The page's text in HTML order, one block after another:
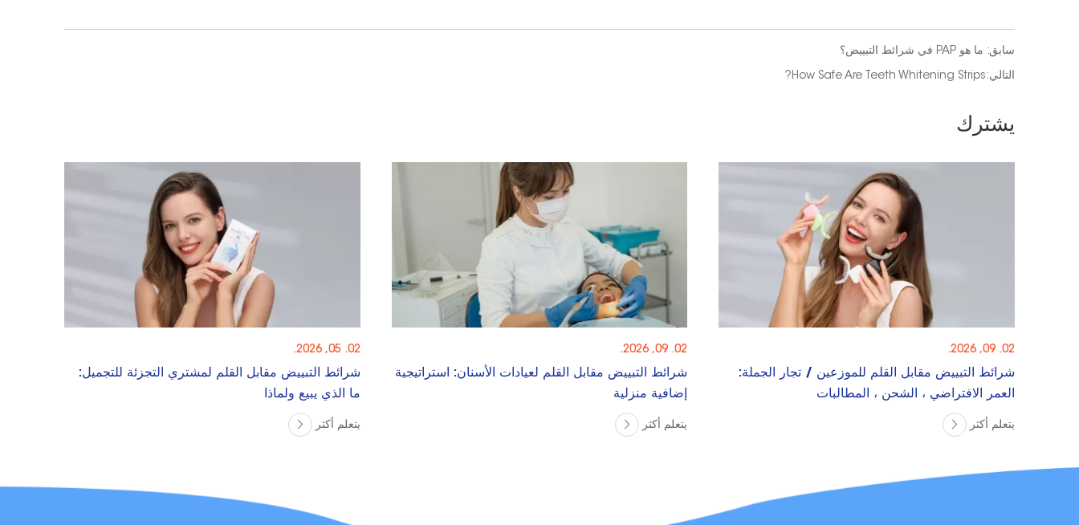
سابق: ما هو PAP في شرائط التبييض؟
التالي: ​How Safe Are Teeth Whitening Strips?
يشترك
02. 09, 2026.
شرائط التبييض مقابل القلم للموزعين / تجار الجملة:
العمر الافتراضي ، الشحن ، المطالبات
يتعلم أكثر
02. 09, 2026.
شرائط التبييض مقابل القلم لعيادات الأسنان: استراتيجية
إضافية منزلية
يتعلم أكثر
02. 05, 2026.
شرائط التبييض مقابل القلم لمشتري التجزئة للتجميل:
ما الذي يبيع ولماذا
يتعلم أكثر